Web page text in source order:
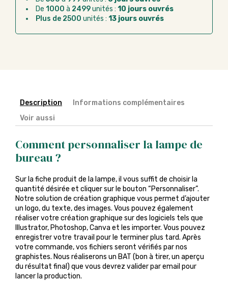
administratif après la commande
De 1000 à 2499unités : 10 jours ouvrés
Plus de 2500 unités : 13 jours ouvrés
Description
Informations complémentaires
Voir aussi
Comment personnaliser la lampe de
bureau ?
Sur la fiche produit de la lampe, il vous suffit de choisir la
quantité désirée et cliquer sur le bouton “Personnaliser”.
Notre solution de création graphique vous permet d’ajouter
un logo, du texte, des images. Vous pouvez également
réaliser votre création graphique sur des logiciels tels que
Illustrator, Photoshop, Canva et les importer. Vous pouvez
enregistrer votre travail pour le terminer plus tard. Après
votre commande, vos fichiers seront vérifiés par nos
graphistes. Nous réaliserons un BAT (bon à tirer, un aperçu
du résultat final) que vous devrez valider par email pour
lancer la production.